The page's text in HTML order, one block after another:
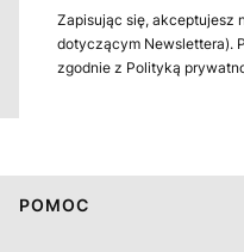
Zapisując się, akceptujesz
dotyczącym Newslettera).
zgodnie z Polityką
Linki w stopce
POMOC